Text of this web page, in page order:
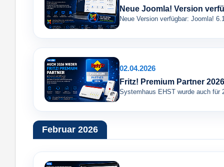
Neue Joomla! Version
Neue Version verfügbar: Joomla!
02.04.2026
Fritz! Premium Partner 2026
Systemhaus EHST wurde auch für
Februar 2026